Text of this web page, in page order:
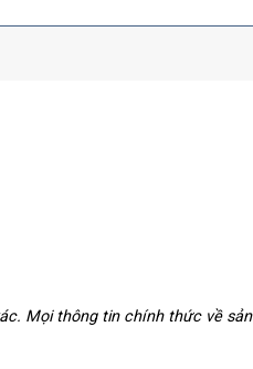
Mọi thông tin chính thức về